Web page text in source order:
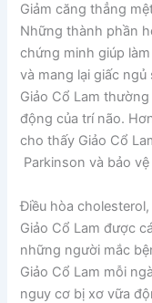
Giảm căng thẳng
Những thành phần
chứng minh giúp
và mang lại giấc
Giảo Cổ Lam
động của trí não.
cho thấy Giảo Cổ
Parkinson và bảo
Điều hòa
Giảo Cổ Lam được
những người mắc
Giảo Cổ Lam mỗi
nguy cơ bị xơ vữa